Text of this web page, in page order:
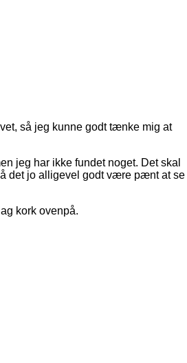
så jeg kunne godt tænke mig at
jeg har ikke fundet noget. Det skal
det jo alligevel godt være pænt at se
kork ovenpå.